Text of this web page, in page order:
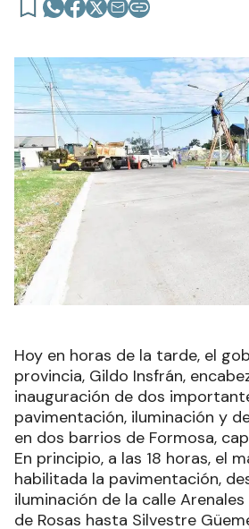
Hoy en horas de la tarde, el
provincia, Gildo Insfrán,
inauguración de dos
pavimentación, iluminación y
en dos barrios de Formosa,
En principio, a las 18 horas, el
habilitada la pavimentación,
iluminación de la calle
de Rosas hasta Silvestre